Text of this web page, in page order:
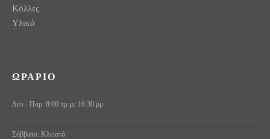
Κόλλες
Υλικά
ΩΡΑΡΙΟ
Δευ - Παρ: 8:00 πμ με 16:30 μμ
Σάββατο: Κλειστά